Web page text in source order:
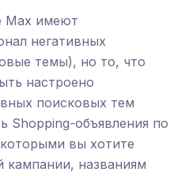
Max имеют
негативных
темы), но то, что
настроено
поисковых тем
Shopping-объявления по
вы хотите
кампании, названиям